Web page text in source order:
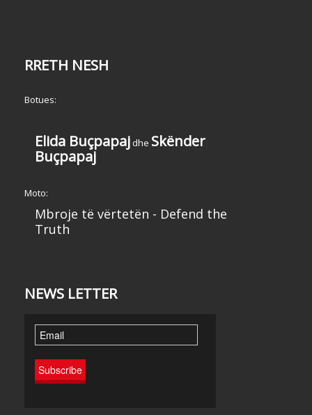
RRETH NESH
Botues:
Elida Buçpapaj dhe Skënder
Buçpapaj
Moto:
Mbroje të vërtetën - Defend the
Truth
NEWS LETTER